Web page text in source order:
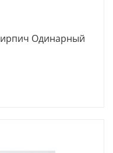
Одинарный